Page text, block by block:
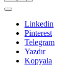
Linkedin
Pinterest
Telegram
Yazdır
Kopyala